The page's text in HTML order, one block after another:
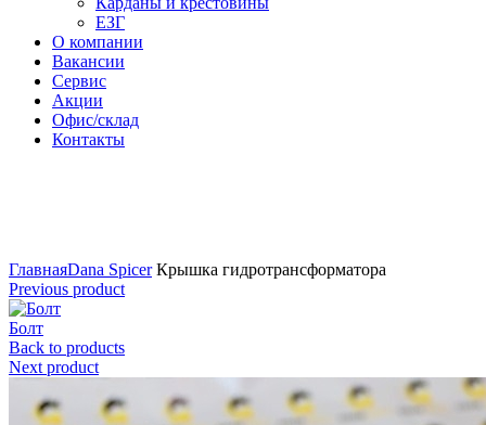
ЕЗГ
О компании
Вакансии
Сервис
Акции
Офис/склад
Контакты
ГлавнаяDana SpicerКрышка гидротрансформатора
Previous product
Болт
Back to products
Next product